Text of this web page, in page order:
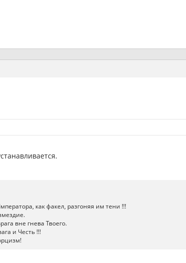
как факел, разгоняя им тени !!!
вне гнева Твоего.
и Честь !!!